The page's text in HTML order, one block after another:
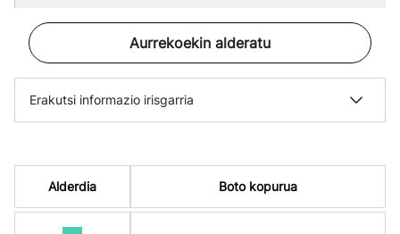
Aurrekoekin alderatu
Erakutsi informazio irisgarria
Alderdia Boto kopurua